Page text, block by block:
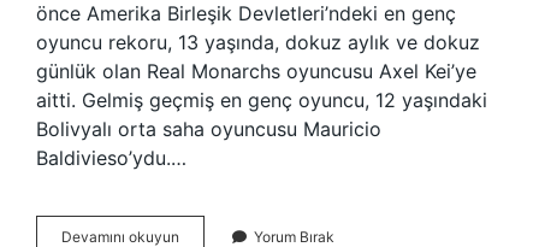
önce Amerika Birleşik Devletleri’ndeki en genç
oyuncu rekoru, 13 yaşında, dokuz aylık ve dokuz
günlük olan Real Monarchs oyuncusu Axel Kei’ye
aitti. Gelmiş geçmiş en genç oyuncu, 12 yaşındaki
Bolivyalı orta saha oyuncusu Mauricio
Baldivieso’ydu.…
Devamını okuyun ProfesyonelYorum Bırak